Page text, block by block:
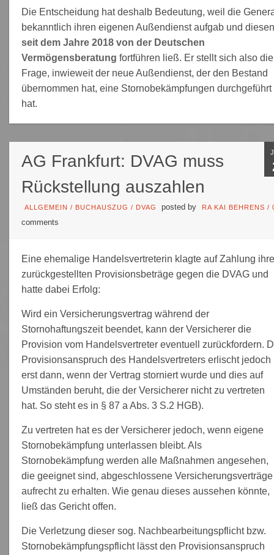
Die Entscheidung hat deshalb Bedeutung, weil die
bekanntlich ihren eigenen Außendienst aufgab und diesen
seit dem Jahre 2018 von der Deutschen
Vermögensberatung fortführen ließ. Er stellt sich also die
Frage, inwieweit der neue Außendienst, der den Bestand
übernommen hat, eine Stornobekämpfungen durchgeführt
hat.
AG Frankfurt: DVAG muss
Rückstellung auszahlen
ALLGEMEIN / BUCHAUSZUG / DVAG posted by RA KAI BEHRENS /
comments
Eine ehemalige Handelsvertreterin klagte auf Zahlung
zurückgestellten Provisionsbeträge gegen die DVAG und
hatte dabei Erfolg:
Wird ein Versicherungsvertrag während der
Stornohaftungszeit beendet, kann der Versicherer die
Provision vom Handelsvertreter eventuell zurückfordern.
Provisionsanspruch des Handelsvertreters erlischt jedoch
erst dann, wenn der Vertrag storniert wurde und dies auf
Umständen beruht, die der Versicherer nicht zu vertreten
hat. So steht es in § 87 a Abs. 3 S.2 HGB).
Zu vertreten hat es der Versicherer jedoch, wenn eigene
Stornobekämpfung unterlassen bleibt. Als
Stornobekämpfung werden alle Maßnahmen angesehen,
die geeignet sind, abgeschlossene Versicherungsverträge
aufrecht zu erhalten. Wie genau dieses aussehen könnte,
ließ das Gericht offen.
Die Verletzung dieser sog. Nachbearbeitungspflicht bzw.
Stornobekämpfungspflicht lässt den Provisionsanspruch